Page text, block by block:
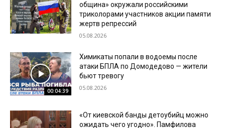
община» окружали российскими
триколорами участников акции памяти
жертв репрессий
05.08.2026
00:04:39
Химикаты попали в водоемы после
атаки БПЛА по Домодедово — жители
бьют тревогу
05.08.2026
«От киевской банды детоубийц можно
ожидать чего угодно». Памфилова